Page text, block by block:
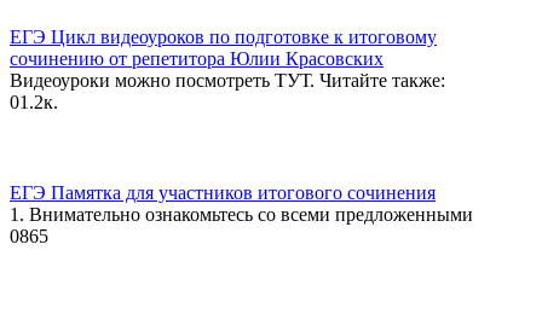
ЕГЭ Цикл видеоуроков по подготовке к итоговому
сочинению от репетитора Юлии Красовских
Видеоуроки можно посмотреть ТУТ. Читайте также:
01.2к.
ЕГЭ Памятка для участников итогового сочинения
1. Внимательно ознакомьтесь со всеми предложенными
0865